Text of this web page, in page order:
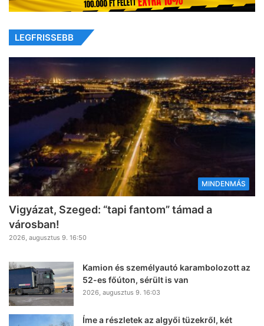
LEGFRISSEBB
MINDENMÁS
Vigyázat, Szeged: “tapi fantom” támad a
városban!
2026, augusztus 9. 16:50
Kamion és személyautó karambolozott az
52-es főúton, sérült is van
2026, augusztus 9. 16:03
Íme a részletek az algyői tüzekről, két